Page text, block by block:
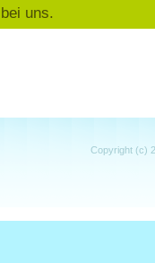
uns.
Copyright (c)